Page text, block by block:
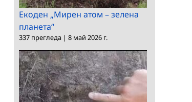
Екоден „Мирен атом – зелена
планета“
337 прегледа | 8 май 2026 г.